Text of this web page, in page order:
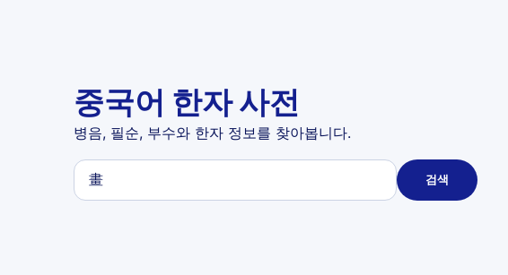
중국어 한자 사전
병음, 필순, 부수와 한자 정보를 찾아봅니다.
검색